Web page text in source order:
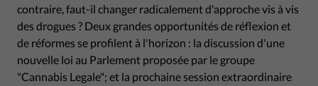
contraire, faut-il changer radicalement d'approche vis à vis
des drogues ? Deux grandes opportunités de réflexion et
de réformes se profilent à l'horizon : la discussion d'une
nouvelle loi au Parlement proposée par le groupe
"Cannabis Legale"; et la prochaine session extraordinaire